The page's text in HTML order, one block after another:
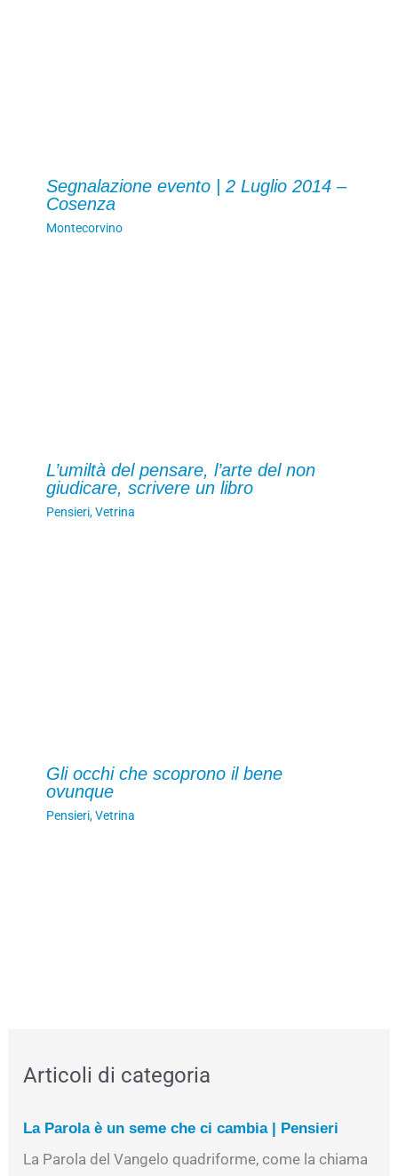
Segnalazione evento | 2 Luglio 2014 –
Cosenza
Montecorvino
L’umiltà del pensare, l’arte del non
giudicare, scrivere un libro
Pensieri,Vetrina
Gli occhi che scoprono il bene
ovunque
Pensieri,Vetrina
Articoli di categoria
La Parola è un seme che ci cambia | Pensieri
La Parola del Vangelo quadriforme, come la chiama